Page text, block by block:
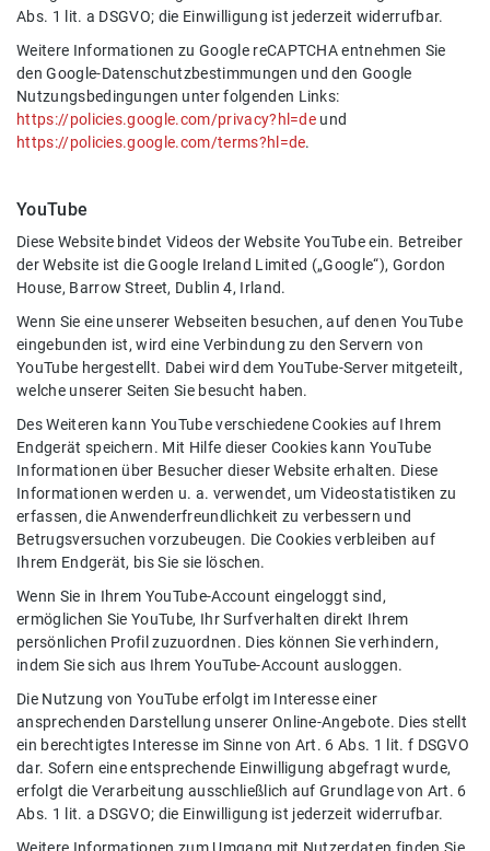
Abs. 1 lit. a DSGVO; die Einwilligung ist jederzeit widerrufbar.
Weitere Informationen zu Google reCAPTCHA entnehmen Sie
den Google-Datenschutzbestimmungen und den Google
Nutzungsbedingungen unter folgenden Links:
https://policies.google.com/privacy?hl=de und
https://policies.google.com/terms?hl=de.
YouTube
Diese Website bindet Videos der Website YouTube ein. Betreiber
der Website ist die Google Ireland Limited („Google“), Gordon
House, Barrow Street, Dublin 4, Irland.
Wenn Sie eine unserer Webseiten besuchen, auf denen YouTube
eingebunden ist, wird eine Verbindung zu den Servern von
YouTube hergestellt. Dabei wird dem YouTube-Server mitgeteilt,
welche unserer Seiten Sie besucht haben.
Des Weiteren kann YouTube verschiedene Cookies auf Ihrem
Endgerät speichern. Mit Hilfe dieser Cookies kann YouTube
Informationen über Besucher dieser Website erhalten. Diese
Informationen werden u. a. verwendet, um Videostatistiken zu
erfassen, die Anwenderfreundlichkeit zu verbessern und
Betrugsversuchen vorzubeugen. Die Cookies verbleiben auf
Ihrem Endgerät, bis Sie sie löschen.
Wenn Sie in Ihrem YouTube-Account eingeloggt sind,
ermöglichen Sie YouTube, Ihr Surfverhalten direkt Ihrem
persönlichen Profil zuzuordnen. Dies können Sie verhindern,
indem Sie sich aus Ihrem YouTube-Account ausloggen.
Die Nutzung von YouTube erfolgt im Interesse einer
ansprechenden Darstellung unserer Online-Angebote. Dies stellt
ein berechtigtes Interesse im Sinne von Art. 6 Abs. 1 lit. f DSGVO
dar. Sofern eine entsprechende Einwilligung abgefragt wurde,
erfolgt die Verarbeitung ausschließlich auf Grundlage von Art. 6
Abs. 1 lit. a DSGVO; die Einwilligung ist jederzeit widerrufbar.